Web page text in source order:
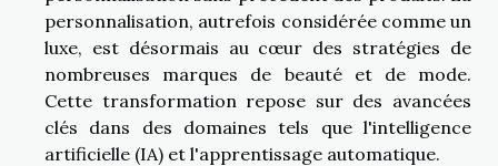
personnalisation, autrefois considérée comme un
luxe, est désormais au cœur des stratégies de
nombreuses marques de beauté et de mode.
Cette transformation repose sur des avancées
clés dans des domaines tels que l'intelligence
artificielle (IA) et l'apprentissage automatique.